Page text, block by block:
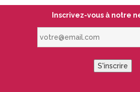
Inscrivez-vous à notre
S'inscrire